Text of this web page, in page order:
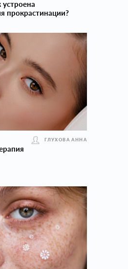
устроена
прокраcтинации?
ГЛУХОВА АННА